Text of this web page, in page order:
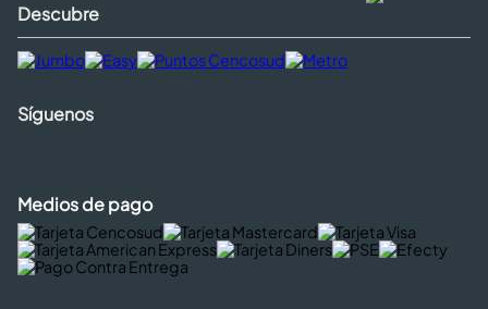
Descubre
Síguenos
Medios de pago